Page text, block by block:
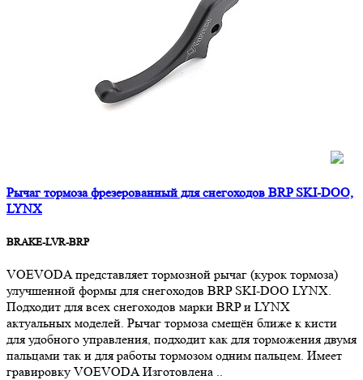
Рычаг тормоза фрезерованный для снегоходов BRP SKI-DOO,
LYNX
BRAKE-LVR-BRP
VOEVODA представляет тормозной рычаг (курок тормоза)
улучшенной формы для снегоходов BRP SKI-DOO LYNX.
Подходит для всех снегоходов марки BRP и LYNX
актуальных моделей. Рычаг тормоза смещён ближе к кисти
для удобного управления, подходит как для торможения двумя
пальцами так и для работы тормозом одним пальцем. Имеет
гравировку VOEVODA Изготовлена ..